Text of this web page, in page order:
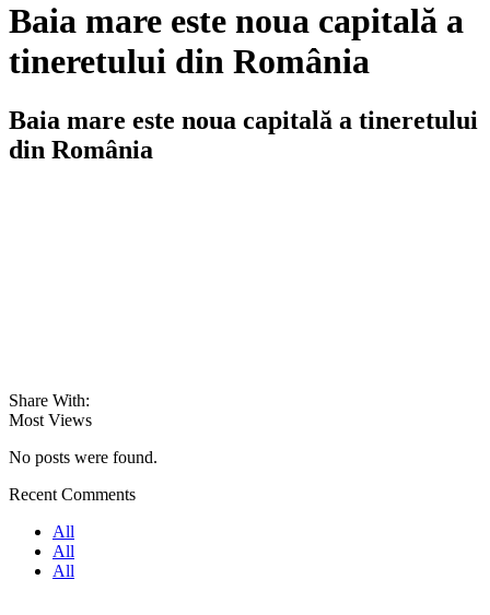
Baia mare este noua capitală a
tineretului din România
Baia mare este noua capitală a tineretului
din România
Share With:
Most Views
No posts were found.
Recent Comments
All
All
All